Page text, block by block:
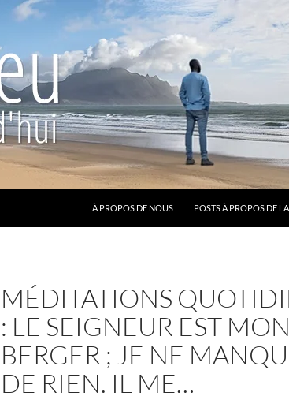
À PROPOS DE NOUS
POSTS À PROPOS DE
MÉDITATIONS
: LE SEIGNEUR EST MON
BERGER ; JE NE
DE RIEN. IL ME…